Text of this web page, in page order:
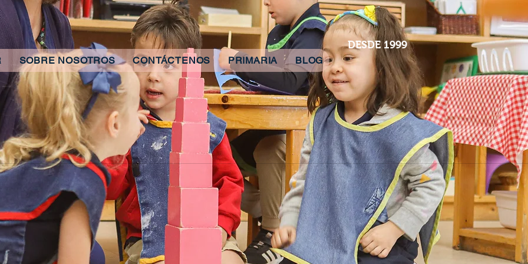
DESDE 1999
SOBRE NOSOTROS CONTÁCTENOS PRIMARIA BLOG